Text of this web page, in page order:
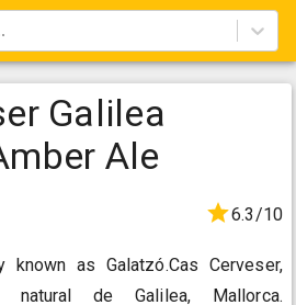
Galilea
Ale
6.3/10
known as Galatzó.Cas Cerveser,
natural de Galilea, Mallorca.